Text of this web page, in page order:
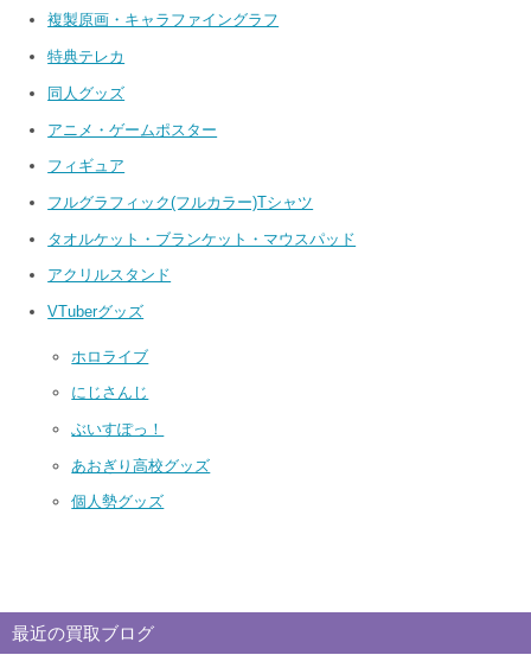
複製原画・キャラファイングラフ
特典テレカ
同人グッズ
アニメ・ゲームポスター
フィギュア
フルグラフィック(フルカラー)Tシャツ
タオルケット・ブランケット・マウスパッド
アクリルスタンド
VTuberグッズ
ホロライブ
にじさんじ
ぶいすぽっ！
あおぎり高校グッズ
個人勢グッズ
最近の買取ブログ